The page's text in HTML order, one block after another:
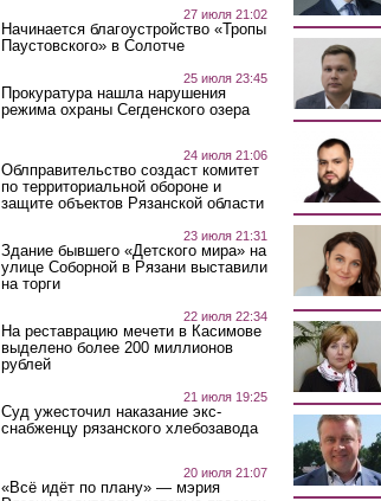
27 июля 21:02
Начинается благоустройство «Тропы
Паустовского» в Солотче
25 июля 23:45
Прокуратура нашла нарушения
режима охраны Сегденского озера
24 июля 21:06
Облправительство создаст комитет
по территориальной обороне и
защите объектов Рязанской области
23 июля 21:31
Здание бывшего «Детского мира» на
улице Соборной в Рязани выставили
на торги
22 июля 22:34
На реставрацию мечети в Касимове
выделено более 200 миллионов
рублей
21 июля 19:25
Суд ужесточил наказание экс-
снабженцу рязанского хлебозавода
20 июля 21:07
«Всё идёт по плану» — мэрия